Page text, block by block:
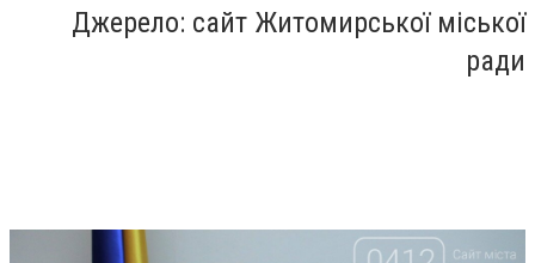
Джерело: сайт Житомирської міської
ради